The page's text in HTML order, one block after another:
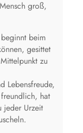
groß,
beim
gesittet
zu
Lebensfreude,
hat
jeder Urzeit